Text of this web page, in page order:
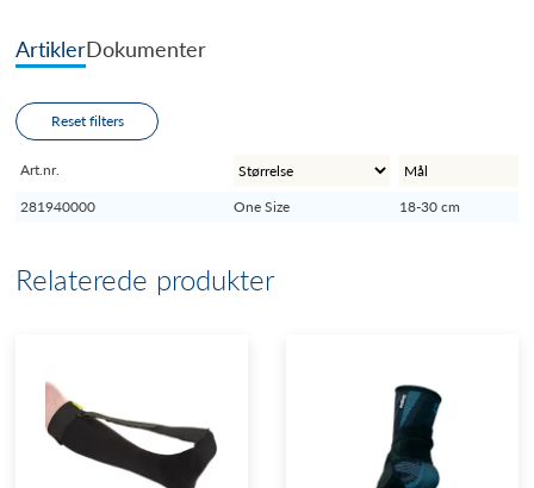
ArtiklerDokumenter
Reset filters
Art.nr.
281940000
One Size 18-30 cm
Relaterede produkter